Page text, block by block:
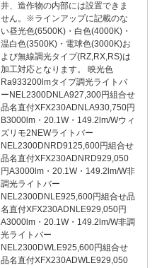
井、造作物の内部には設置できま
せん。※ラインアップに記載のな
い昼光色(6500K)・白色(4000K)・
温白色(3500K)・電球色(3000K)お
よび無線調光タイプ(RZ,RX,RS)は
加工対応となります。 映光色
Ra933200lmタイプ調光ライトバ
ーNEL2300DNLA927,300円組合せ
品名直付XFX230ADNLA930,750円
B3000lm・20.1W・149.2lm/Wウィ
ズリモ2NEWライトバー
NEL2300DNRD9125,600円組合せ
品名直付XFX230ADNRD929,050
円A3000lm・20.1W・149.2lm/W非
調光ライトバー
NEL2300DNLE925,600円組合せ品
名直付XFX230ADNLE929,050円
A3000lm・20.1W・149.2lm/W非調
光ライトバー
NEL2300DWLE925,600円組合せ
品名直付XFX230ADWLE929,050